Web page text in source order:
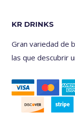
KR DRINKS
Gran variedad de
las que descubrir